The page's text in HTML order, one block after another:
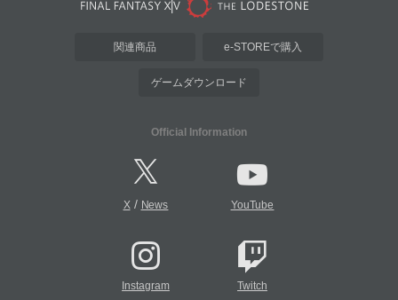
関連商品 e-STOREで購入
ゲームダウンロード
Official Information
X/ News YouTube
Instagram Twitch